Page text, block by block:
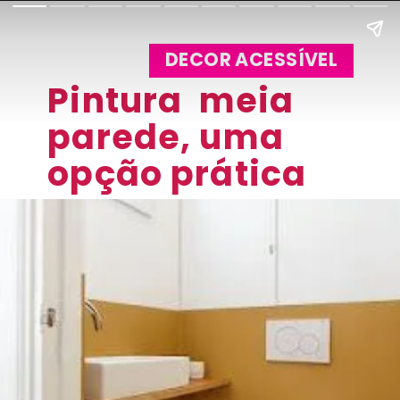
Pintura  meia
parede, uma
opção prática
DECOR ACESSÍVEL